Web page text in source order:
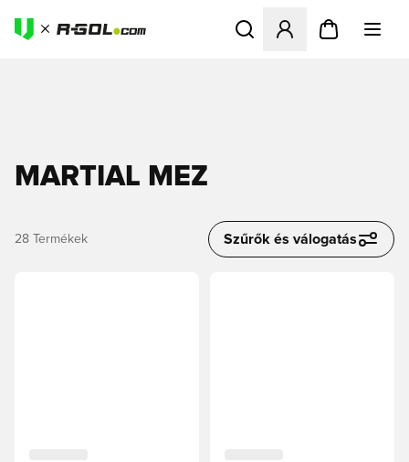
Megnyit egy modált a
MARTIAL MEZ
28 Termékek Szűrők és válogatás